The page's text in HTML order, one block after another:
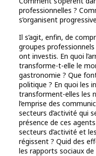
professionnelles ?
s’organisent
Il s’agit, enfin, de
groupes professionnels
ont investis. En quoi
transforme-t-elle le
gastronomie ? Que
politique ? En quoi les
transforment-elles les
l’emprise des
secteurs d’activité qui
présence de ces
secteurs d’activité et
régissent ? Quid des
les rapports sociaux